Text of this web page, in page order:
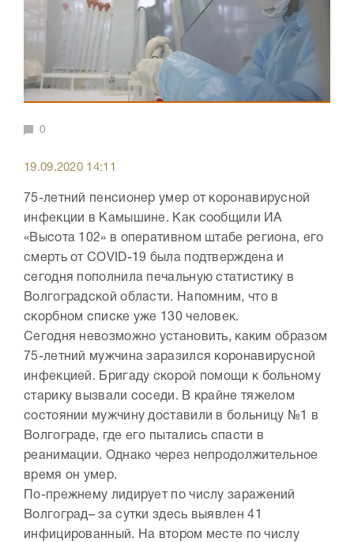
0
19.09.2020 14:11
75-летний пенсионер умер от коронавирусной
инфекции в Камышине. Как сообщили ИА
«Высота 102» в оперативном штабе региона, его
смерть от COVID-19 была подтверждена и
сегодня пополнила печальную статистику в
Волгоградской области. Напомним, что в
скорбном списке уже 130 человек.
Сегодня невозможно установить, каким образом
75-летний мужчина заразился коронавирусной
инфекцией. Бригаду скорой помощи к больному
старику вызвали соседи. В крайне тяжелом
состоянии мужчину доставили в больницу №1 в
Волгограде, где его пытались спасти в
реанимации. Однако через непродолжительное
время он умер.
По-прежнему лидирует по числу заражений
Волгоград– за сутки здесь выявлен 41
инфицированный. На втором месте по числу